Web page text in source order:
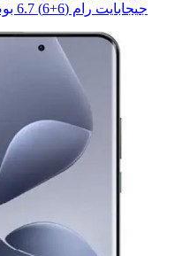
جيجابايت رام (6+6) 6.7 بوصة